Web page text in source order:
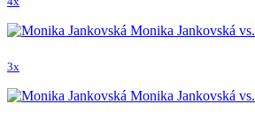
Monika Jankovská vs.
3x
Monika Jankovská vs.